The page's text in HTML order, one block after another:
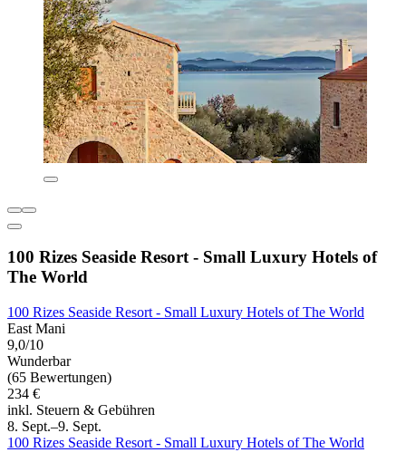
100 Rizes Seaside Resort - Small Luxury Hotels of
The World
100 Rizes Seaside Resort - Small Luxury Hotels of The World
East Mani
9,0/10
Wunderbar
(65 Bewertungen)
234 €
inkl. Steuern & Gebühren
8. Sept.–9. Sept.
100 Rizes Seaside Resort - Small Luxury Hotels of The World